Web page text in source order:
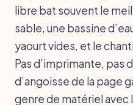
libre bat souvent le
sable, une bassine
yaourt vides, et le
Pas d’imprimante, pas
d’angoisse de la page
genre de matériel